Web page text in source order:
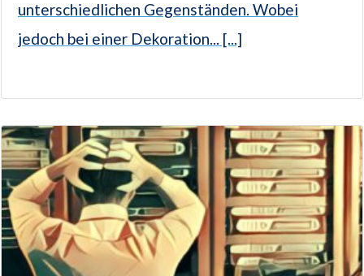
unterschiedlichen Gegenständen. Wobei
jedoch bei einer Dekoration... [...]